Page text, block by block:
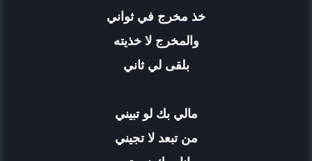
خذ مخرج في ثواني
والمخرج لا خذيته
بلقى لي ثاني
مالي بك لو تبيني
من تبعد لا تجيني